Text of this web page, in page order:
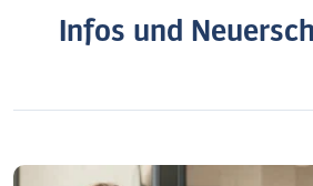
Infos und